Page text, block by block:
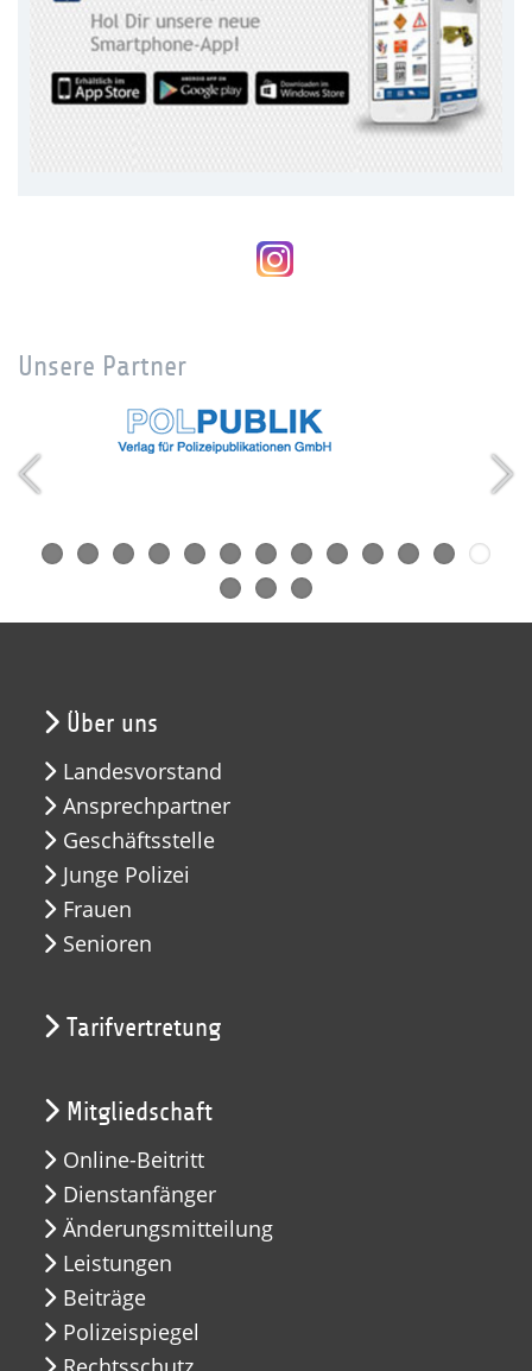
Unsere Partner
Über uns
Landesvorstand
Ansprechpartner
Geschäftsstelle
Junge Polizei
Frauen
Senioren
Tarifvertretung
Mitgliedschaft
Online-Beitritt
Dienstanfänger
Änderungsmitteilung
Leistungen
Beiträge
Polizeispiegel